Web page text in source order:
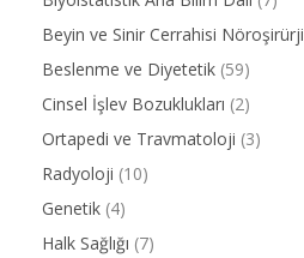
Beyin ve Sinir Cerrahisi Nöroşirürji
Beslenme ve Diyetetik (59)
Cinsel İşlev Bozuklukları (2)
Ortapedi ve Travmatoloji (3)
Radyoloji (10)
Genetik (4)
Halk Sağlığı (7)